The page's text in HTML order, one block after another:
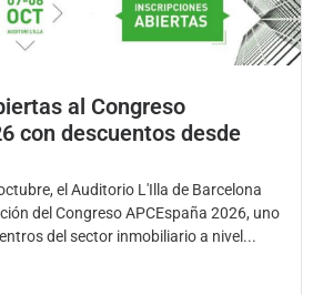
al Congreso
con descuentos desde
el Auditorio L'Illa de Barcelona
del Congreso APCEspaña 2026, uno
del sector inmobiliario a nivel...